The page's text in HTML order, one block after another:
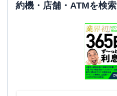
約機・店舗・ATMを検索